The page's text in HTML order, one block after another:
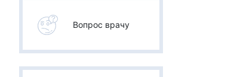
Вопрос врачу